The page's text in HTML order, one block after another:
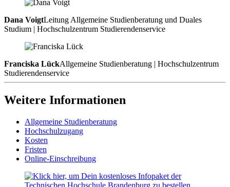
Dana VoigtLeitung Allgemeine Studienberatung und Duales
Studium | Hochschulzentrum Studierendenservice
Franciska LückAllgemeine Studienberatung | Hochschulzentrum
Studierendenservice
Weitere Informationen
Allgemeine Studienberatung
Hochschulzugang
Kosten
Fristen
Online-Einschreibung